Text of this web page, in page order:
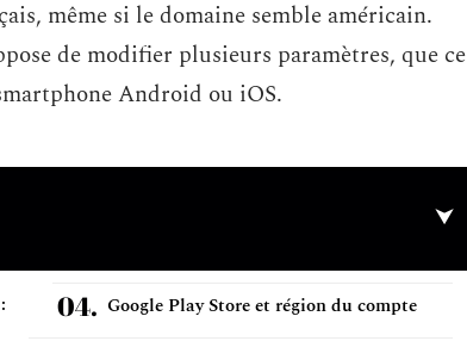
même si le domaine semble américain.
de modifier plusieurs paramètres, que ce
Android ou iOS.
Google Play Store et région du compte